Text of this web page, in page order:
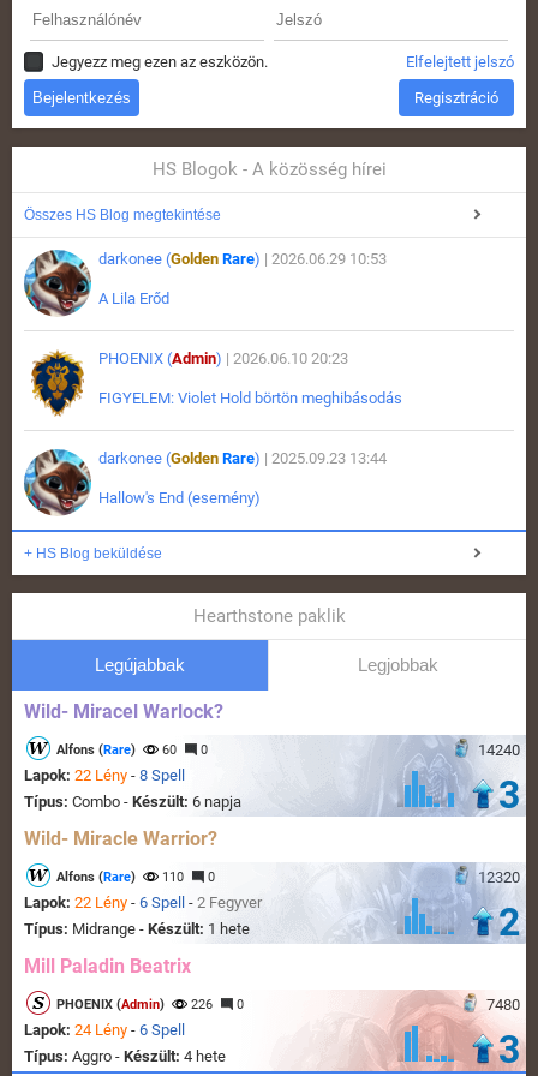
Jegyezz meg ezen az eszközön. Elfelejtett jelszó
Regisztráció
HS Blogok - A közösség hírei
Összes HS Blog megtekintése
darkonee (Golden Rare) | 2026.06.29 10:53
A Lila Erőd
PHOENIX (Admin) | 2026.06.10 20:23
FIGYELEM: Violet Hold börtön meghibásodás
darkonee (Golden Rare) | 2025.09.23 13:44
Hallow's End (esemény)
+ HS Blog beküldése
Hearthstone paklik
Legújabbak Legjobbak
Wild- Miracel Warlock?
14240
Alfons (Rare) 60 0
Lapok: 22 Lény - 8 Spell
Típus: Combo - Készült: 6 napja 3
Wild- Miracle Warrior?
12320
Alfons (Rare) 110 0
Lapok: 22 Lény - 6 Spell - 2 Fegyver
Típus: Midrange - Készült: 1 hete 2
Mill Paladin Beatrix
7480
PHOENIX (Admin) 226 0
Lapok: 24 Lény - 6 Spell
Típus: Aggro - Készült: 4 hete 3